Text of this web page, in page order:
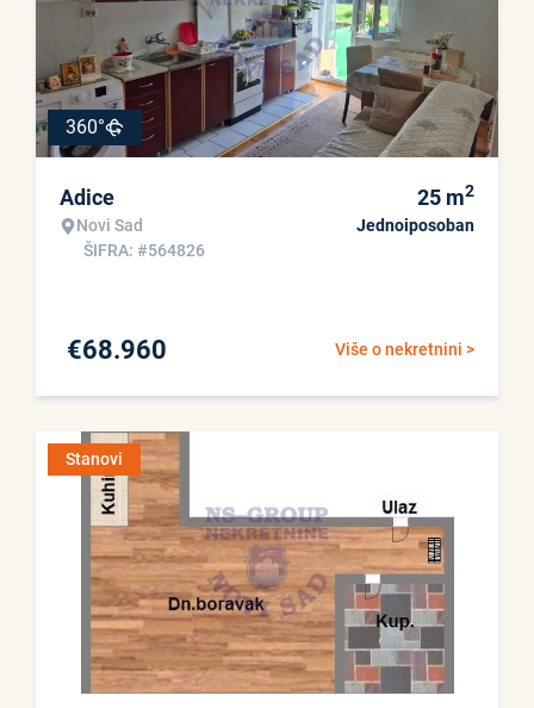
360°
Adice
Novi Sad
ŠIFRA: #564826
25 m2
Jednoiposoban
Više o nekretnini >
€68.960
Stanovi